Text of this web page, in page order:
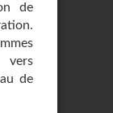
de
de